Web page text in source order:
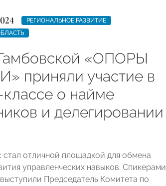
РЕГИОНАЛЬНОЕ РАЗВИТИЕ
«ОПОРЫ
приняли участие в
о найме
и делегировании
стал отличной площадкой для обмена
управленческих навыков. Спикерами
Председатель Комитета по